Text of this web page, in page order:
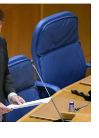
con carril bici y